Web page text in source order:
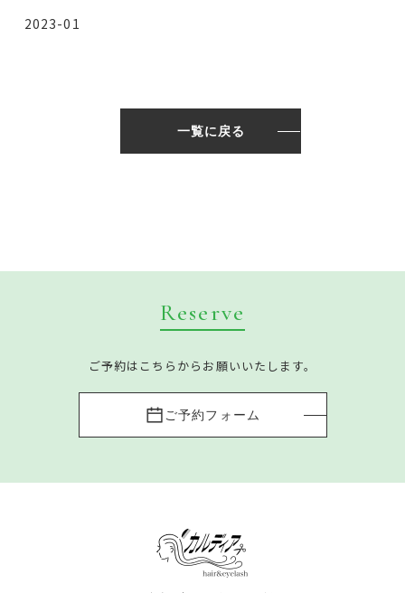
2023-01
一覧に戻る
Reserve
ご予約はこちらからお願いいたします。
ご予約フォーム